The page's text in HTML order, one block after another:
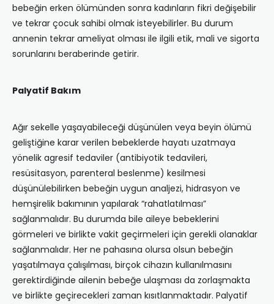
bebeğin erken ölümünden sonra kadınların fikri değişebilir
ve tekrar çocuk sahibi olmak isteyebilirler. Bu durum
annenin tekrar ameliyat olması ile ilgili etik, mali ve sigorta
sorunlarını beraberinde getirir.
Palyatif Bakım
Ağır sekelle yaşayabileceği düşünülen veya beyin ölümü
geliştiğine karar verilen bebeklerde hayatı uzatmaya
yönelik agresif tedaviler (antibiyotik tedavileri,
resüsitasyon, parenteral beslenme) kesilmesi
düşünülebilirken bebeğin uygun analjezi, hidrasyon ve
hemşirelik bakımının yapılarak “rahatlatılması”
sağlanmalıdır. Bu durumda bile aileye bebeklerini
görmeleri ve birlikte vakit geçirmeleri için gerekli olanaklar
sağlanmalıdır. Her ne pahasına olursa olsun bebeğin
yaşatılmaya çalışılması, birçok cihazın kullanılmasını
gerektirdiğinde ailenin bebeğe ulaşması da zorlaşmakta
ve birlikte geçirecekleri zaman kısıtlanmaktadır. Palyatif